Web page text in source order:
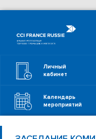
Личный
кабинет
Календарь
мероприятий